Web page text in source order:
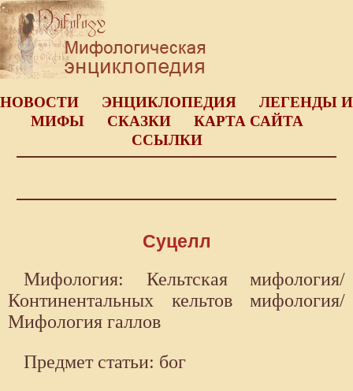
НОВОСТИ ЭНЦИКЛОПЕДИЯ
ЛЕГЕНДЫ И
МИФЫ
СКАЗКИ
КАРТА САЙТА
ССЫЛКИ
Суцелл
Мифология: Кельтская мифология/
Континентальных кельтов мифология/
Мифология галлов
Предмет статьи: бог